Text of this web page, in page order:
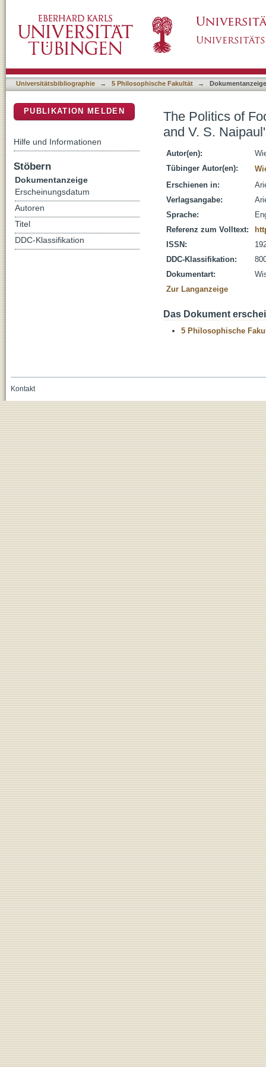
Universitätsbibliographie → 5 Philosophische Fakultät → Dokumentanzeige
The Politics of
and V. S.
Autor(en):
Tübinger Autor(en):
Erschienen in:
Verlagsangabe:
Sprache:
Referenz zum Volltext:
ISSN:
DDC-Klassifikation:
Dokumentart:
Zur Langanzeige
Das Dokument
5 Philosophische
PUBLIKATION MELDEN
Hilfe und Informationen
Stöbern
Dokumentanzeige
Erscheinungsdatum
Autoren
Titel
DDC-Klassifikation
Kontakt